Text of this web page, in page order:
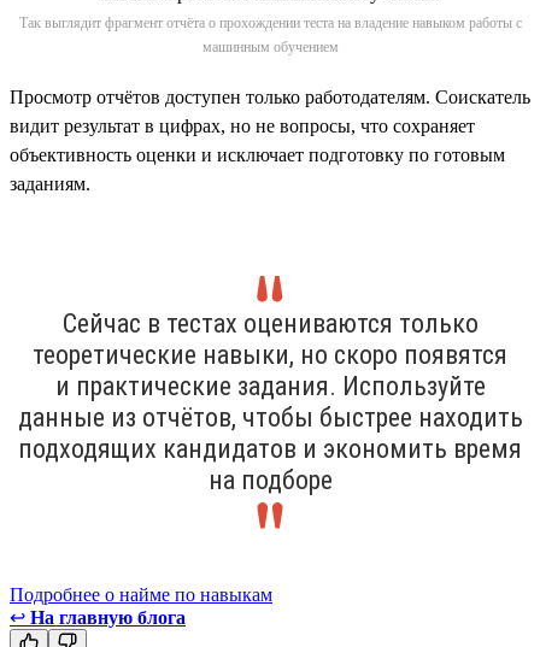
Так выглядит фрагмент отчёта о прохождении теста на владение навыком работы с
машинным обучением
Просмотр отчётов доступен только работодателям. Соискатель
видит результат в цифрах, но не вопросы, что сохраняет
объективность оценки и исключает подготовку по готовым
заданиям.
Сейчас в тестах оцениваются только
теоретические навыки, но скоро появятся
и практические задания. Используйте
данные из отчётов, чтобы быстрее находить
подходящих кандидатов и экономить время
на подборе
Подробнее о найме по навыкам
↩ На главную блога